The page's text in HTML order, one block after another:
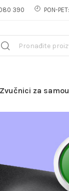
390 PON-
Zvučnici za